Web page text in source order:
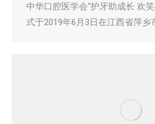
中华口腔医学会“护牙助成长 欢
式于2019年6月3日在江西省萍乡